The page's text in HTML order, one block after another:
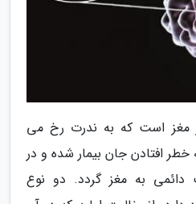
مغز است که به ندرت رخ می
خطر افتادن جان بیمار شده و در
به مغز گردد. دو نوع